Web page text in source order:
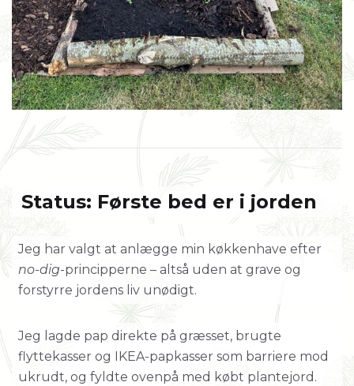
Status: Første bed er i jorden
Jeg har valgt at anlægge min køkkenhave efter
no-dig-principperne – altså uden at grave og
forstyrre jordens liv unødigt.
Jeg lagde pap direkte på græsset, brugte
flyttekasser og IKEA-papkasser som barriere mod
ukrudt, og fyldte ovenpå med købt plantejord.